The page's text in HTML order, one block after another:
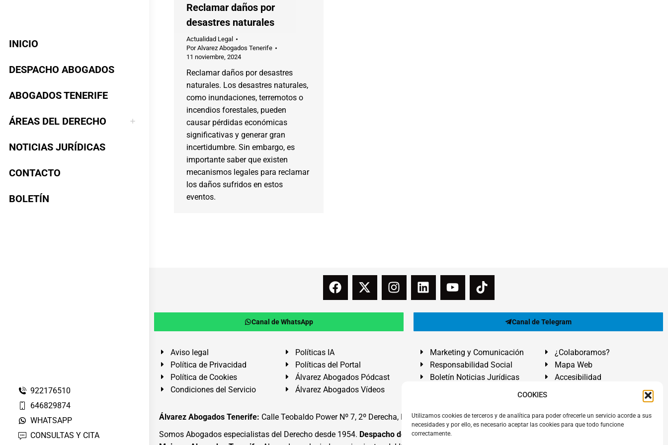
COOKIES
Utilizamos cookies de terceros y de analítica para poder ofrecerle un servicio acorde a sus
necesidades y por ello, es necesario aceptar las cookies para que todo funcione
correctamente.
INICIO
DESPACHO ABOGADOS
ABOGADOS TENERIFE
ÁREAS DEL DERECHO
NOTICIAS JURÍDICAS
CONTACTO
BOLETÍN
922176510
646829874
WHATSAPP
CONSULTAS Y CITA
Reclamar daños por
desastres naturales
Actualidad Legal
PorAlvarez Abogados Tenerife
11 noviembre, 2024
Reclamar daños por desastres
naturales. Los desastres naturales,
como inundaciones, terremotos o
incendios forestales, pueden
causar pérdidas económicas
significativas y generar gran
incertidumbre. Sin embargo, es
importante saber que existen
mecanismos legales para reclamar
los daños sufridos en estos
eventos.
Canal de WhatsApp Canal de Telegram
Aviso legal
Política de Privacidad
Política de Cookies
Condiciones del Servicio
Políticas IA
Políticas del Portal
Álvarez Abogados Pódcast
Álvarez Abogados Vídeos
Marketing y Comunicación
Responsabilidad Social
Boletín Noticias Jurídicas
¿Colaboramos?
Mapa Web
Accesibilidad
Álvarez Abogados Tenerife: Calle Teobaldo Power Nº 7, 2º Derecha, El Médano, Granadilla de Abona, Santa Cruz de Tenerife. Islas Canarias.
Somos Abogados especialistas del Derecho desde 1954. Despacho de Abogados El Médano